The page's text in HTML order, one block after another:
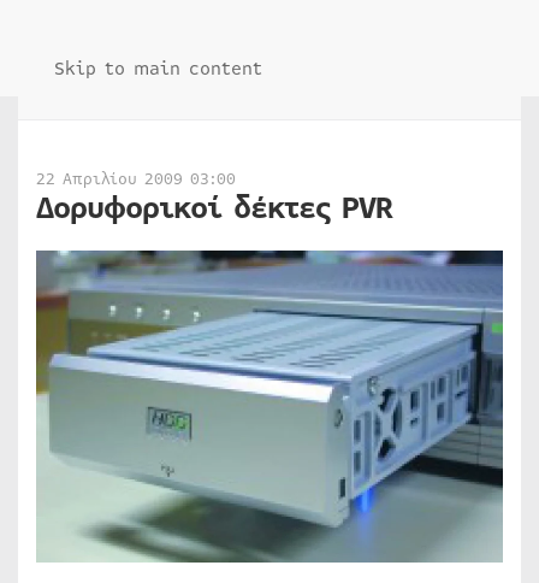
Skip to main content
22 Απριλίου 2009 03:00
Δορυφορικοί δέκτες PVR